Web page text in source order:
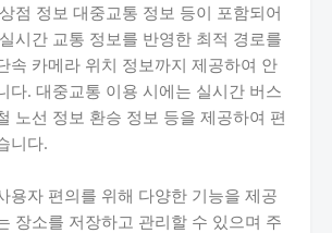
점 정보 대중교통 정보 등이 포함되어
시간 교통 정보를 반영한 최적 경로를
속 카메라 위치 정보까지 제공하여 안
다. 대중교통 이용 시에는 실시간 버스
노선 정보 환승 정보 등을 제공하여 편
니다.
용자 편의를 위해 다양한 기능을 제공
장소를 저장하고 관리할 수 있으며 주